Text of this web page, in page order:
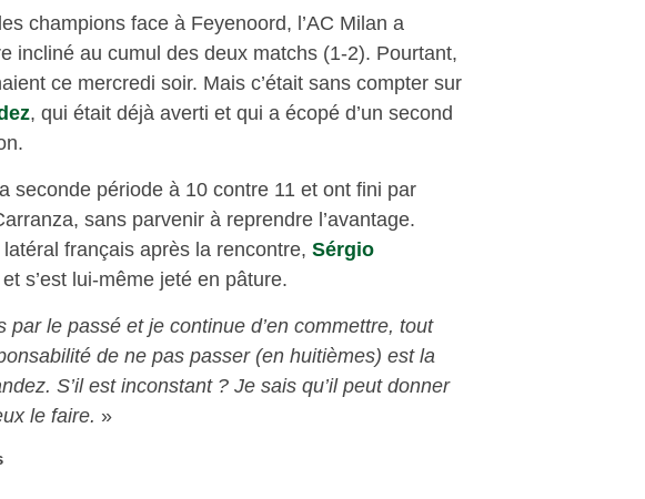
champions face à Feyenoord, l’AC Milan a
incliné au cumul des deux matchs (1-2). Pourtant,
ce mercredi soir. Mais c’était sans compter sur
, qui était déjà averti et qui a écopé d’un second
seconde période à 10 contre 11 et ont fini par
sans parvenir à reprendre l’avantage.
français après la rencontre, Sérgio
s’est lui-même jeté en pâture.
par le passé et je continue d’en commettre, tout
de ne pas passer (en huitièmes) est la
S’il est inconstant ? Je sais qu’il peut donner
le faire. »